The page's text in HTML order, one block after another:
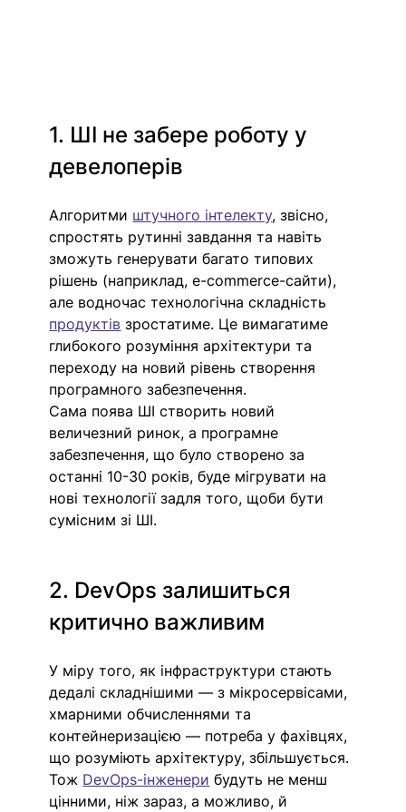
1. ШІ не забере роботу у
девелоперів
Алгоритми штучного інтелекту, звісно,
спростять рутинні завдання та навіть
зможуть генерувати багато типових
рішень (наприклад, e-commerce-сайти),
але водночас технологічна складність
продуктів зростатиме. Це вимагатиме
глибокого розуміння архітектури та
переходу на новий рівень створення
програмного забезпечення.
Сама поява ШІ створить новий
величезний ринок, а програмне
забезпечення, що було створено за
останні 10-30 років, буде мігрувати на
нові технології задля того, щоби бути
сумісним зі ШІ.
2. DevOps залишиться
критично важливим
У міру того, як інфраструктури стають
дедалі складнішими — з мікросервісами,
хмарними обчисленнями та
контейнеризацією — потреба у фахівцях,
що розуміють архітектуру, збільшується.
Тож DevOps-інженери будуть не менш
цінними, ніж зараз, а можливо, й